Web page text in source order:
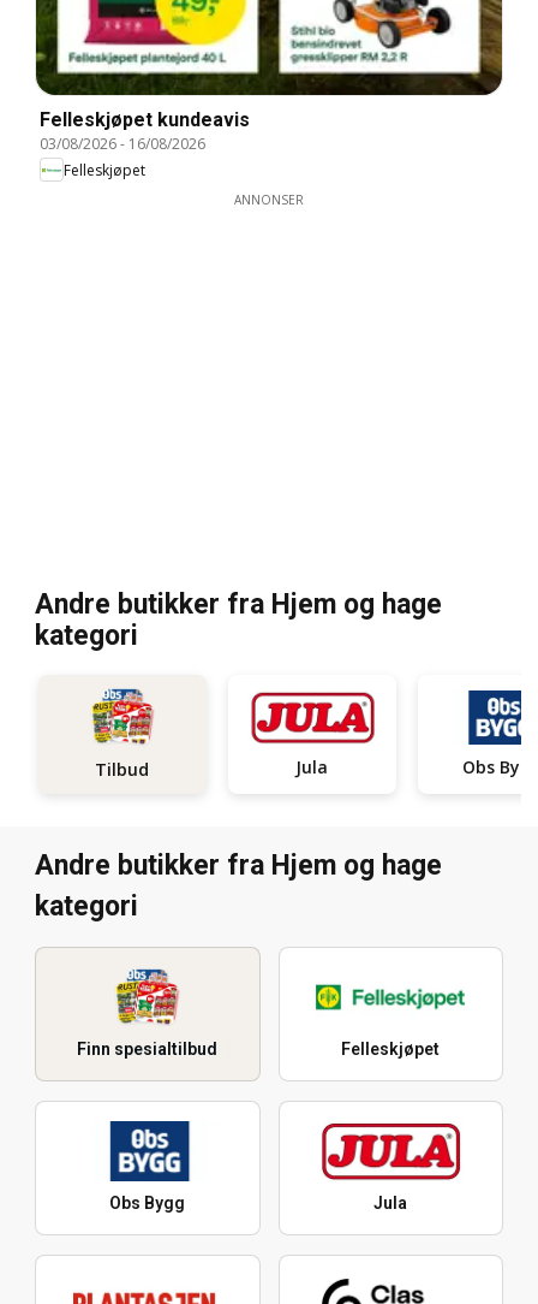
Felleskjøpet kundeavis
03/08/2026- 16/08/2026
Felleskjøpet
ANNONSER
Andre butikker fra Hjem og hage
kategori
Tilbud Jula Obs
Andre butikker fra Hjem og hage
kategori
Finn spesialtilbud Felleskjøpet
Obs Bygg Jula